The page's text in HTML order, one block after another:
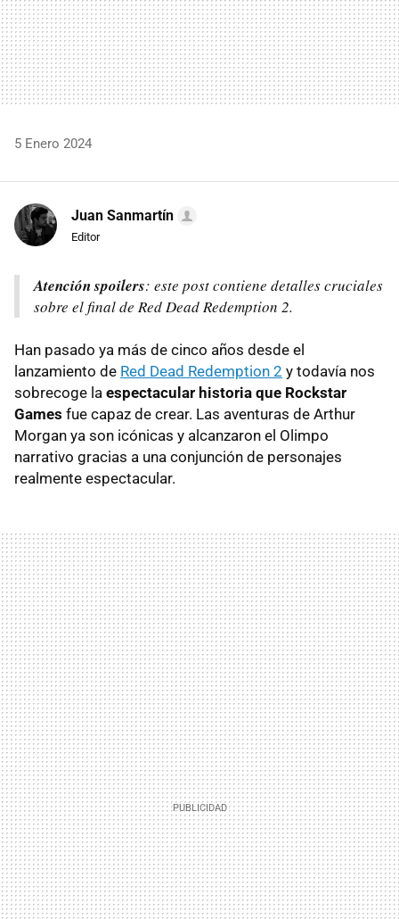
5 Enero 2024
Juan Sanmartín
Editor
Atención spoilers: este post contiene detalles cruciales
sobre el final de Red Dead Redemption 2.
Han pasado ya más de cinco años desde el
lanzamiento de Red Dead Redemption 2 y todavía nos
sobrecoge la espectacular historia que Rockstar
Games fue capaz de crear. Las aventuras de Arthur
Morgan ya son icónicas y alcanzaron el Olimpo
narrativo gracias a una conjunción de personajes
realmente espectacular.